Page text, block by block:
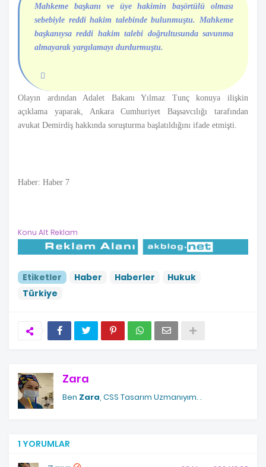
Mahkeme başkanı ve üye hakimin başörtülü olması
sebebiyle reddi hakim talebinde bulunmuştu. Mahkeme
başkanıysa reddi hakim talebi doğrultusunda savunma
almayarak yargılamayı durdurmuştu.
Olayın ardından Adalet Bakanı Yılmaz Tunç konuya ilişkin
açıklama yaparak, Ankara Cumhuriyet Başsavcılığı tarafından
avukat Demirdiş hakkında soruşturma başlatıldığını ifade etmişti.
Haber: Haber 7
Konu Alt Reklam
Etiketler Haber Haberler
Hukuk
Türkiye
Zara
Ben Zara, CSS Tasarım Uzmanıyım. .
1 YORUMLAR